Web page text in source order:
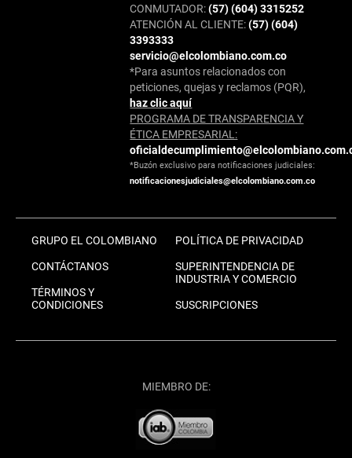
CONMUTADOR:(57) (604) 3315252
ATENCIÓN AL CLIENTE:(57) (604)
3393333
servicio@elcolombiano.com.co
*Para asuntos relacionados con
peticiones, quejas y reclamos (PQR),
haz clic aquí
PROGRAMA DE TRANSPARENCIA Y
ÉTICA EMPRESARIAL:
*Buzón exclusivo para notificaciones judiciales:
notificacionesjudiciales@elcolombiano.com.co
GRUPO EL COLOMBIANO
CONTÁCTANOS
TÉRMINOS Y
CONDICIONES
POLÍTICA DE PRIVACIDAD
SUPERINTENDENCIA DE
INDUSTRIA Y COMERCIO
SUSCRIPCIONES
MIEMBRO DE: